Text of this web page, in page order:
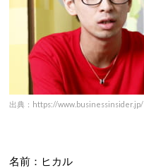
出典：https://www.businessinsider.jp/
名前：ヒカル